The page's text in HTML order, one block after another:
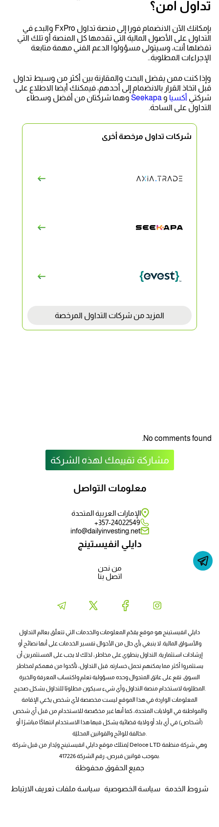
تداول آمن؟
بإمكانك الآن الانضمام فورا إلى منصة تداول FxPro والبدء في
التداول على الأصول المالية التي تقدمها كل المنصة أو تلك التي
تفضلها أنت، وسيتولى مسؤولوا الدعم الفني مهمة متابعة
الإجراءات المطلوبة..
وإذا كنت ممن يفضل البحث والمقارنة بين أكثر من وسيط تداول
قبل اتخاذ القرار بالانضمام إلى أحدهم، فيمكنك أيضا الاطلاع على
شركتي أكسيا و Seekapaوهما شركتان من أفضل وسطاء
التداول على الساحة.
شركات تداول مرخصة أخرى
المزيد من شركات التداول المرخصة
No comments found.
مشاركة تقييمك لهذه الشركة
دايلي انفيستينج
من نحن
اتصل بنا
معلومات التواصل
الإمارات العربية المتحدة
357-24022549+
info@dailyinvesting.net
دايلي انفيستينج هو موقع يقدّم المعلومات والخدمات التي تتعلّق بعالم التداول
والأسواق المالية. لا ينبغي بأي حال من الأحوال تفسير الخدمات على أنها نصائح أو
إرشادات استثمارية. التداول ينطوي على مخاطر، لذلك لا يجب على المستثمرين أن
يستثمروا أكثر مما يمكنهم تحمل خسارته. قبل التداول، تأكدوا من فهمكم لمخاطر
السوق. تقع على عاتق المتدوال وحده مسؤولية تعلم واكتساب المعرفة والخبرة
المطلوبة لاستخدام منصة التداول وأي شيء سيكون مطلوبًا للتداول بشكل صحيح.
المعلومات الواردة في هذا الموقع ليست مخصصة لأي شخص يدّعي الإقامة
والمواطنة في الولايات المتحدة، كما أنها غير مخصّصة للاستخدام من قبل أي شخص
(أشخاص) في أي بلد أو ولاية قضائية يشكل فيها هذا الاستخدام انتهاكًا مباشرًا أو
مخالفة للوائح والقوانين المحليّة.
يُمتلك موقع دايلي انفيستينج ويُدار من قبل شركة Deloce LTD وهي شركة منظمة
بموجب قوانين قبرص، رقم الشركة 417226.
جميع الحقوق محفوظة
سياسة ملفات تعريف الارتباط سياسة الخصوصية شروط الخدمة